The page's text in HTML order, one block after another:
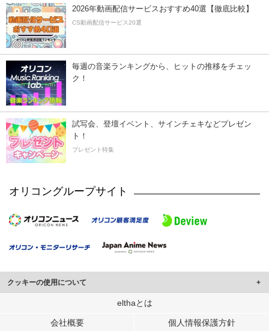
2026年動画配信サービスおすすめ40選【徹底比較】
CS動画配信サービス20選
毎週の音楽ランキングから、ヒットの推移をチェッ
ク！
試写会、登壇イベント、サインチェキなどプレゼン
ト！
プレゼント特集
オリコングループサイト
クッキーの使用について
このサイトでは Cookie を使用して、ユーザーに合わせたコンテンツや広告の
行っています。
elthaとは
会社概要 個人情報保護方針